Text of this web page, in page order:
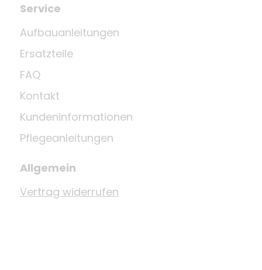
Service
Aufbauanleitungen
Ersatzteile
FAQ
Kontakt
Kundeninformationen
Pflegeanleitungen
Allgemein
Vertrag widerrufen